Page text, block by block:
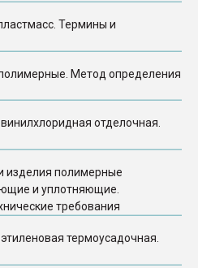
Термины и
Метод определения
отделочная.
изделия полимерные
и уплотняющие.
требования
термоусадочная.